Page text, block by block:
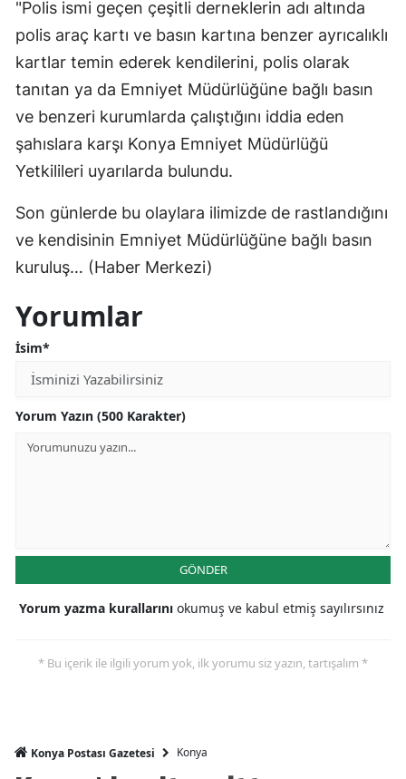
Erzincan
Erzurum
Eskişehir
Giresun
Gümüşhane
Kayseri
Kırklareli
Kırşehir
"Polis ismi geçen çeşitli derneklerin adı altında
polis araç kartı ve basın kartına benzer ayrıcalıklı
kartlar temin ederek kendilerini, polis olarak
tanıtan ya da Emniyet Müdürlüğüne bağlı basın
ve benzeri kurumlarda çalıştığını iddia eden
şahıslara karşı Konya Emniyet Müdürlüğü
Yetkilileri uyarılarda bulundu.
Son günlerde bu olaylara ilimizde de rastlandığını
ve kendisinin Emniyet Müdürlüğüne bağlı basın
kuruluş… (Haber Merkezi)
Yorumlar
İsim*
Yorum Yazın (500 Karakter)
GÖNDER
Yorum yazma kurallarını okumuş ve kabul etmiş sayılırsınız
* Bu içerik ile ilgili yorum yok, ilk yorumu siz yazın, tartışalım *
Konya Postası Gazetesi Konya